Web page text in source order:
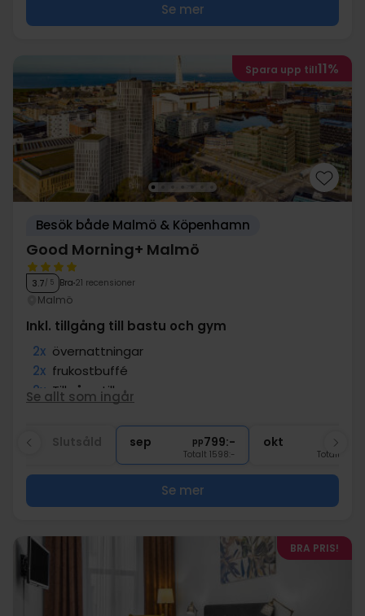
Se mer
Spara upp till11%
Besök både Malmö & Köpenhamn
Good Morning+ Malmö
3.7/ 5 Bra 21 recensioner
Malmö
Inkl. tillgång till bastu och gym
2x övernattningar
2x frukostbuffé
2x Tillgång till gym
Tillgång till bastu
Gratis Wi-Fi
Se allt som ingår
sep pp799:-
Totalt 1598:-
okt pp
Totalt
Se mer
BRA PRIS!